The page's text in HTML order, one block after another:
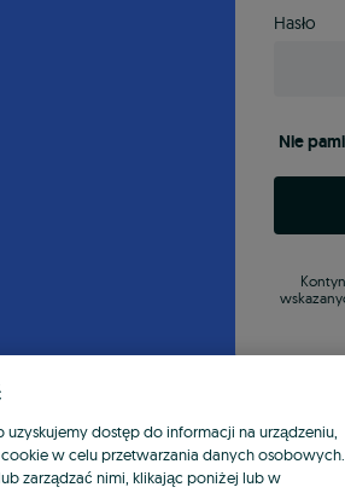
Hasło
Nie
dostęp do informacji na urządzeniu,
w celu przetwarzania danych osobowych.
zarządzać nimi, klikając poniżej lub w